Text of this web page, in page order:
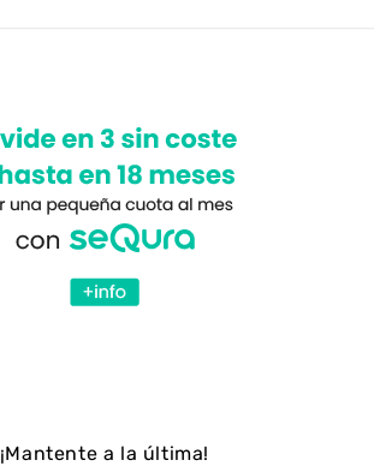
¡Mantente a la última!